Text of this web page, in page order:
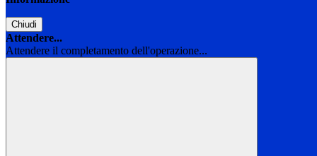
Chiudi
Attendere...
Attendere il completamento dell'operazione...